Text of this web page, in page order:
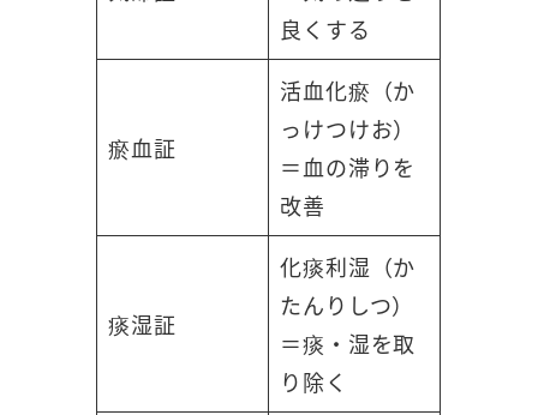
良くする
瘀血証
活血化瘀（か
っけつけお）
＝血の滞りを
改善
痰湿証
化痰利湿（か
たんりしつ）
＝痰・湿を取
り除く